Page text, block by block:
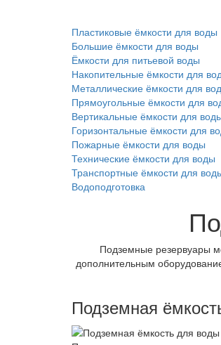
Пластиковые ёмкости для воды
Большие ёмкости для воды
Ёмкости для питьевой воды
Накопительные ёмкости для
Металлические ёмкости для
Прямоугольные ёмкости для
Вертикальные ёмкости для
Горизонтальные ёмкости для
Пожарные ёмкости для воды
Технические ёмкости для воды
Транспортные ёмкости для
Водоподготовка
Подземные резервуары
дополнительным
Подземная